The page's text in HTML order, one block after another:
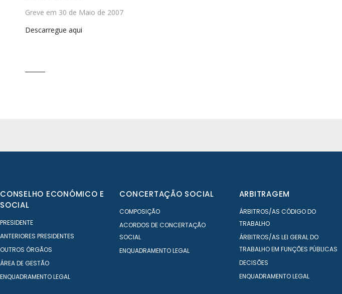
Greve em 30 de Maio de 2007
Descarregue aqui
CONSELHO ECONÓMICO E
SOCIAL
PRESIDENTE
ANTERIORES PRESIDENTES
OUTROS ÓRGÃOS
ÁREA DE GESTÃO
ENQUADRAMENTO LEGAL
CONCERTAÇÃO SOCIAL
COMPOSIÇÃO
ACORDOS DE CONCERTAÇÃO
SOCIAL
ENQUADRAMENTO LEGAL
ARBITRAGEM
ÁRBITROS/AS CÓDIGO DO
TRABALHO
ÁRBITROS/AS LEI GERAL DO
TRABALHO EM FUNÇÕES PÚBLICAS
DECISÕES
ENQUADRAMENTO LEGAL